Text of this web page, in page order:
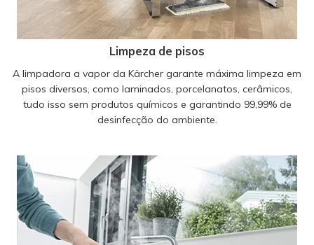
Limpeza de pisos
A limpadora a vapor da Kärcher garante máxima limpeza em
pisos diversos, como laminados, porcelanatos, cerâmicos,
tudo isso sem produtos químicos e garantindo 99,99% de
desinfecção do ambiente.